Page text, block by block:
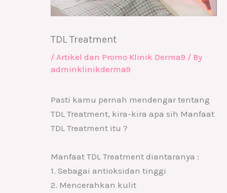
TDL Treatment
/ Artikel dan Promo Klinik Derma9 / By
adminklinikderma9
Pasti kamu pernah mendengar tentang
TDL Treatment, kira-kira apa sih Manfaat
TDL Treatment itu ?
Manfaat TDL Treatment diantaranya :
1. Sebagai antioksidan tinggi
2. Mencerahkan kulit